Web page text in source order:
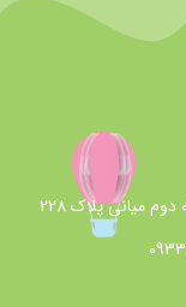
میانی پلاک 228